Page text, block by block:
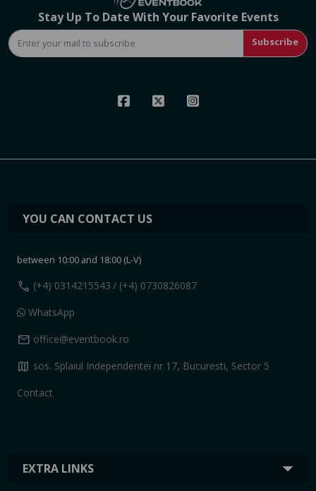
Stay Up To Date With Your Favorite Events
Subscribe
EXTRA LINKS
YOU CAN CONTACT US
between 10:00 and 18:00 (L-V)
call (+4) 0314215543 / (+4) 0730826087
WhatsApp
mail office@eventbook.ro
map sos. Splaiul Independentei nr 17, Bucuresti, Sector 5
Contact